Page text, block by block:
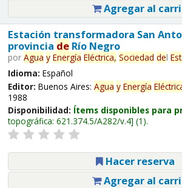
Agregar al
Estación transformadora San
provincia deRío Negro
por Agua y Energía Eléctrica, Sociedad del
Idioma: Español
Editor: Buenos Aires: Agua y Energía
1988
Disponibilidad: Ítems disponibles para
topográfica: 621.374.5/A282/v.4 (1).
Hacer reserva
Agregar al